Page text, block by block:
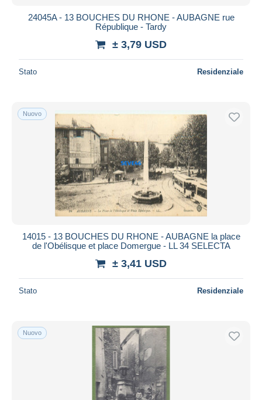
24045A - 13 BOUCHES DU RHONE - AUBAGNE rue
République - Tardy
± 3,79 USD
Stato Residenziale
Nuovo
14015 - 13 BOUCHES DU RHONE - AUBAGNE la place
de l'Obélisque et place Domergue - LL 34 SELECTA
± 3,41 USD
Stato Residenziale
Nuovo